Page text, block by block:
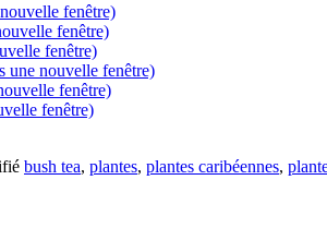
fenêtre)
fenêtre)
fenêtre)
une nouvelle fenêtre)
fenêtre)
fenêtre)
bush tea, plantes, plantes caribéennes,